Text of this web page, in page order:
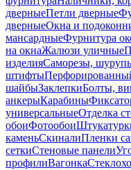
дверныеПетли дверные
дверныеОкна и
мансардныеФурнитура
на окнаЖалюзи уличные
изделияСаморезы,
штифты
шайбыЗаклепкиБолты,
анкерыКарабины
универсальныеОтделка
обоиФотообои
каменьСкиналиПленки
сеткиСтеновые панели
профилиВагонка